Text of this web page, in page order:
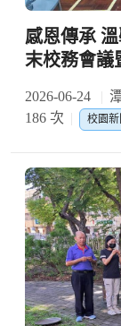
感恩傳承
末校務會議
2026-06-24
186 次
校園新